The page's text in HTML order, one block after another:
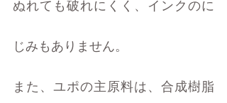
ぬれても破れにくく、インクのに
じみもありません。
また、ユポの主原料は、合成樹脂